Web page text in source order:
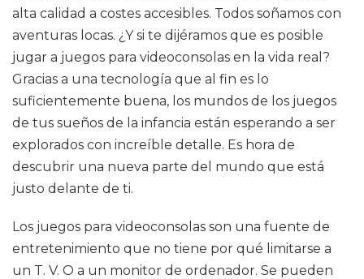
alta calidad a costes accesibles. Todos soñamos con
aventuras locas. ¿Y si te dijéramos que es posible
jugar a juegos para videoconsolas en la vida real?
Gracias a una tecnología que al fin es lo
suficientemente buena, los mundos de los juegos
de tus sueños de la infancia están esperando a ser
explorados con increíble detalle. Es hora de
descubrir una nueva parte del mundo que está
justo delante de ti.
Los juegos para videoconsolas son una fuente de
entretenimiento que no tiene por qué limitarse a
un T. V. O a un monitor de ordenador. Se pueden